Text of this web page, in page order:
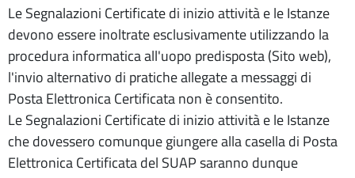
Le Segnalazioni Certificate di inizio attività e le Istanze
devono essere inoltrate esclusivamente utilizzando la
procedura informatica all'uopo predisposta (Sito web),
l'invio alternativo di pratiche allegate a messaggi di
Posta Elettronica Certificata non è consentito.
Le Segnalazioni Certificate di inizio attività e le Istanze
che dovessero comunque giungere alla casella di Posta
Elettronica Certificata del SUAP saranno dunque